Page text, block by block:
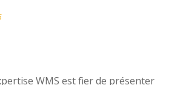
WMS est fier de présenter